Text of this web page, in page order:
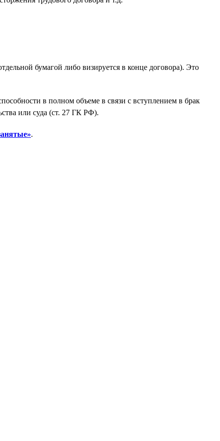
бумагой либо визируется в конце договора). Это
в полном объеме в связи с вступлением в брак
или суда (ст. 27 ГК РФ).
.